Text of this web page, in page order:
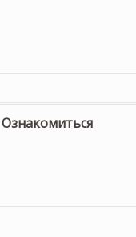
Ознакомиться